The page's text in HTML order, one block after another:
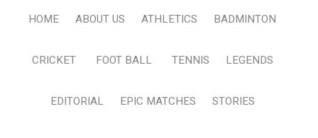
HOME ABOUT US ATHLETICS BADMINTON
CRICKET FOOT BALL TENNIS LEGENDS
EDITORIAL EPIC MATCHES STORIES